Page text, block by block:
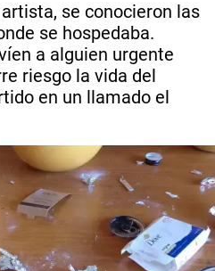
se conocieron las
se hospedaba.
a alguien urgente
riesgo la vida del
en un llamado el